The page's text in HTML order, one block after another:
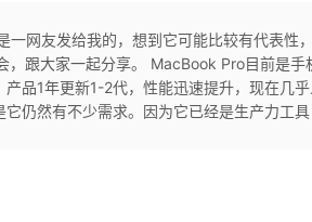
一网友发给我的，想到它可能比较有代表性
，跟大家一起分享。 MacBook Pro目前是手
产品1年更新1-2代，性能迅速提升，现在几
它仍然有不少需求。因为它已经是生产力工